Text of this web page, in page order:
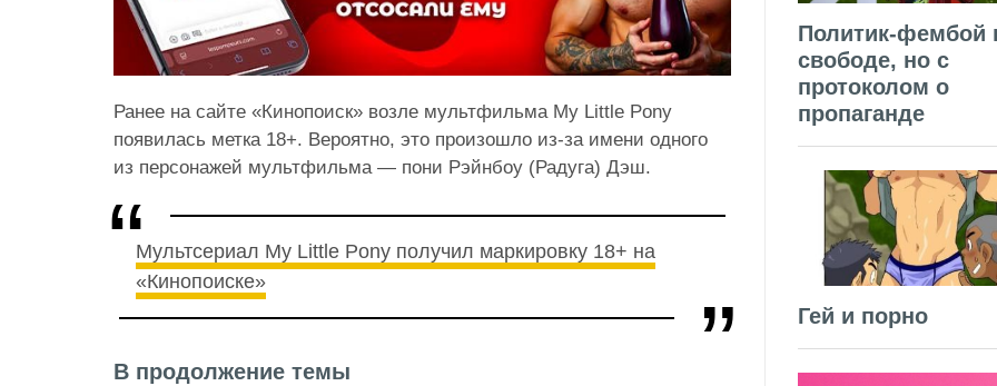
Ранее на сайте «Кинопоиск» возле мультфильма My Little Pony
появилась метка 18+. Вероятно, это произошло из-за имени одного
из персонажей мультфильма — пони Рэйнбоу (Радуга) Дэш.
Мультсериал My Little Pony получил маркировку 18+ на
«Кинопоиске»
В продолжение темы
Политик-фембой
свободе, но с
протоколом о
пропаганде
Гей и порно